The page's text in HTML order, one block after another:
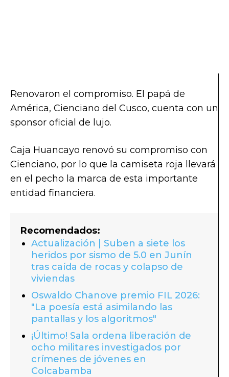
Renovaron el compromiso. El papá de
América, Cienciano del Cusco, cuenta con un
sponsor oficial de lujo.
Caja Huancayo renovó su compromiso con
Cienciano, por lo que la camiseta roja llevará
en el pecho la marca de esta importante
entidad financiera.
Recomendados:
Actualización | Suben a siete los
heridos por sismo de 5.0 en Junín
tras caída de rocas y colapso de
viviendas
Oswaldo Chanove premio FIL 2026:
"La poesía está asimilando las
pantallas y los algoritmos"
¡Último! Sala ordena liberación de
ocho militares investigados por
crímenes de jóvenes en
Colcabamba